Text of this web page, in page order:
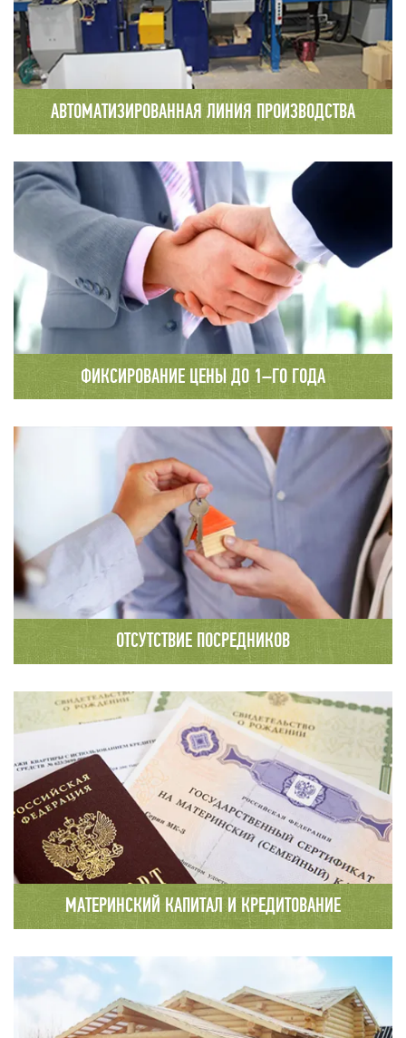
АВТОМАТИЗИРОВАННАЯ ЛИНИЯ ПРОИЗВОДСТВА
компании используется оборудование и станки
Швейцарского производителя Krusi, широко
известной во всем мире фирмы по
производству оборудования для деревянного
домостроения.
ФИКСИРОВАНИЕ ЦЕНЫ ДО 1–ГО ГОДА
с фиксированием цены до 1 – го года.
ОТСУТСТВИЕ ПОСРЕДНИКОВ
древесины в собственных делянках до полной
его переработки, что позволяет
избежать «промежуточных наценок»
МАТЕРИНСКИЙ КАПИТАЛ И КРЕДИТОВАНИЕ
договор на строительство с привлечением
материнского капитала или получить кредит
на выгодных условиях в одном из наших
банков – партнеров.